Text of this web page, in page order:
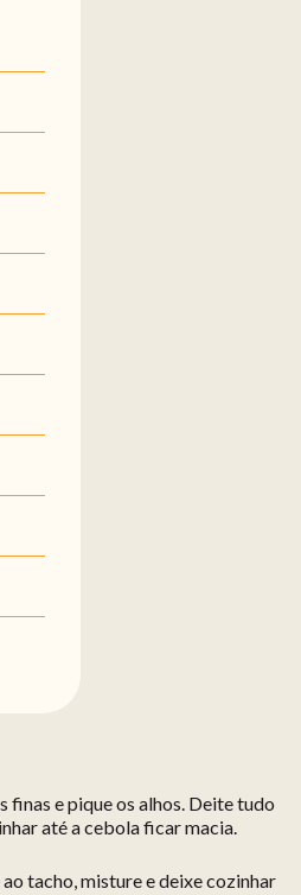
finas e pique os alhos. Deite tudo
até a cebola ficar macia.
tacho, misture e deixe cozinhar